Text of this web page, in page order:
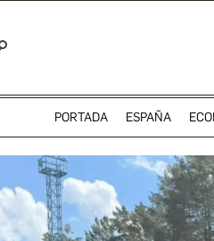
PORTADA ESPAÑA